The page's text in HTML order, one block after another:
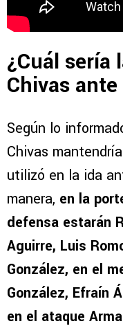
¿Cuál sería
Chivas
Según lo
Chivas
utilizó en la ida
manera, en la
defensa estarán
Aguirre, Luis
González, en el
González, Efraín
en el ataque